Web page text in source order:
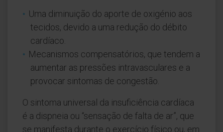
Uma diminuição do aporte de oxigénio aos
tecidos, devido a uma redução do débito
cardíaco.
Mecanismos compensatórios, que tendem a
aumentar as pressões intravasculares e a
provocar sintomas de congestão.
O sintoma universal da insuficiência cardíaca
é a dispneia ou “sensação de falta de ar”, que
se manifesta durante o exercício físico ou, em